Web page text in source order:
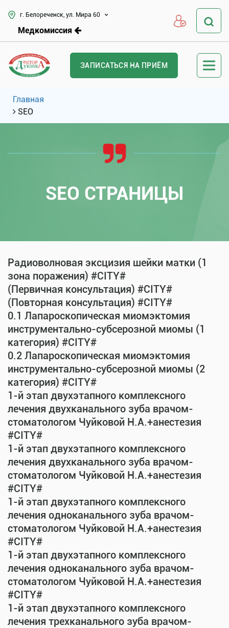
г. Белореченск, ул. Мира 60
Медкомиссия
ЗАПИСАТЬСЯ НА ПРИЁМ
Главная
SEO
SEO СТРАНИЦЫ
Радиоволновая эксцизия шейки матки (1
зона поражения) #CITY#
(Первичная консультация) #CITY#
(Повторная консультация) #CITY#
0.1 Лапароскопическая миомэктомия
инструментально-субсерозной миомы (1
категория) #CITY#
0.2 Лапароскопическая миомэктомия
инструментально-субсерозной миомы (2
категория) #CITY#
1-й этап двухэтапного комплексного
лечения двухканального зуба врачом-
стоматологом Чуйковой Н.А.+анестезия
#CITY#
1-й этап двухэтапного комплексного
лечения двухканального зуба врачом-
стоматологом Чуйковой Н.А.+анестезия
#CITY#
1-й этап двухэтапного комплексного
лечения одноканального зуба врачом-
стоматологом Чуйковой Н.А.+анестезия
#CITY#
1-й этап двухэтапного комплексного
лечения одноканального зуба врачом-
стоматологом Чуйковой Н.А.+анестезия
#CITY#
1-й этап двухэтапного комплексного
лечения трехканального зуба врачом-